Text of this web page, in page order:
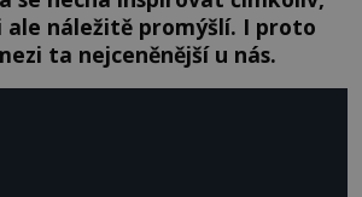
ale náležitě promýšlí. I proto
ta nejceněnější u nás.